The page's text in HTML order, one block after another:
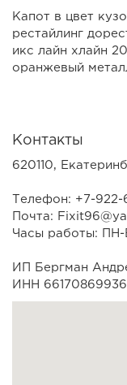
Капот в цвет
рестайлинг
икс лайн хлайн
оранжевый
Контакты
620110,
Телефон: +7-922-
Почта:
Часы работы:
ИП Бергман
ИНН